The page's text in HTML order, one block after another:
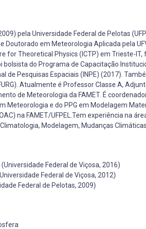
pela Universidade Federal de Pelotas
Doutorado em Meteorologia Aplicada pela
for Theoretical Physics (ICTP) em Trieste-
bolsista do Programa de Capacitação
de Pesquisas Espaciais (INPE) (2017).
Atualmente é Professor Classe A,
de Meteorologia da FAMET. É
Meteorologia e do PPG em Modelagem
na FAMET/UFPEL.Tem experiência na
Modelagem, Mudanças
Federal de Viçosa, 2016)
Federal de Viçosa, 2012)
Federal de Pelotas, 2009)